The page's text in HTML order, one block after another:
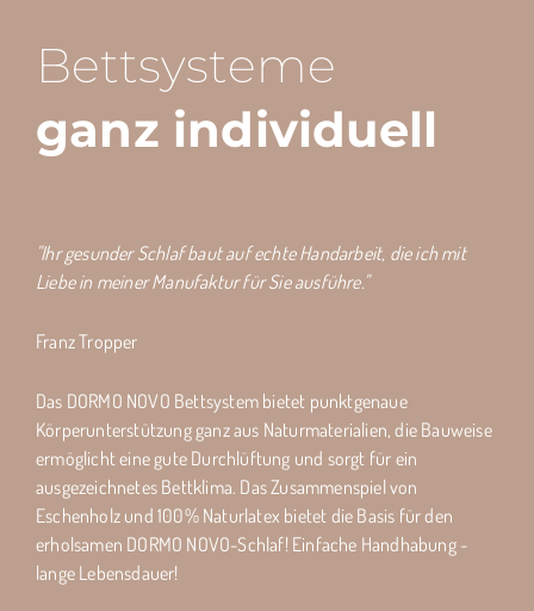
Bettsysteme
ganz individuell
"Ihr gesunder Schlaf baut auf echte Handarbeit, die ich mit
Liebe in meiner Manufaktur für Sie ausführe."
Franz Tropper
Das DORMO NOVO Bettsystem bietet punktgenaue
Körperunterstützung ganz aus Naturmaterialien, die Bauweise
ermöglicht eine gute Durchlüftung und sorgt für ein
ausgezeichnetes Bettklima. Das Zusammenspiel von
Eschenholz und 100% Naturlatex bietet die Basis für den
erholsamen DORMO NOVO-Schlaf! Einfache Handhabung -
lange Lebensdauer!